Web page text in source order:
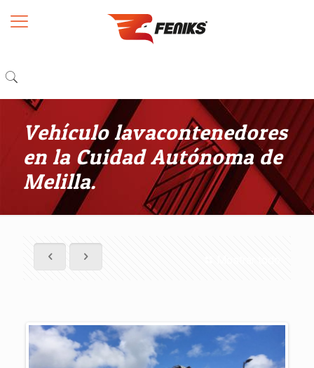
Vehículo lavacontenedores
en la Cuidad Autónoma de
Melilla.